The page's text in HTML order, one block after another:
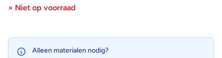
× Niet op voorraad
Alleen materialen nodig?